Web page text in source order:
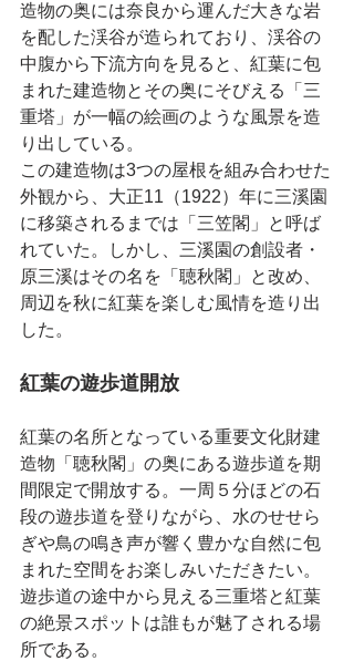
造物の奥には奈良から運んだ大きな岩
を配した渓谷が造られており、渓谷の
中腹から下流方向を見ると、紅葉に包
まれた建造物とその奥にそびえる「三
重塔」が一幅の絵画のような風景を造
り出している。
この建造物は3つの屋根を組み合わせた
外観から、大正11（1922）年に三溪園
に移築されるまでは「三笠閣」と呼ば
れていた。しかし、三溪園の創設者・
原三溪はその名を「聴秋閣」と改め、
周辺を秋に紅葉を楽しむ風情を造り出
した。
紅葉の遊歩道開放
紅葉の名所となっている重要文化財建
造物「聴秋閣」の奥にある遊歩道を期
間限定で開放する。一周５分ほどの石
段の遊歩道を登りながら、水のせせら
ぎや鳥の鳴き声が響く豊かな自然に包
まれた空間をお楽しみいただきたい。
遊歩道の途中から見える三重塔と紅葉
の絶景スポットは誰もが魅了される場
所である。